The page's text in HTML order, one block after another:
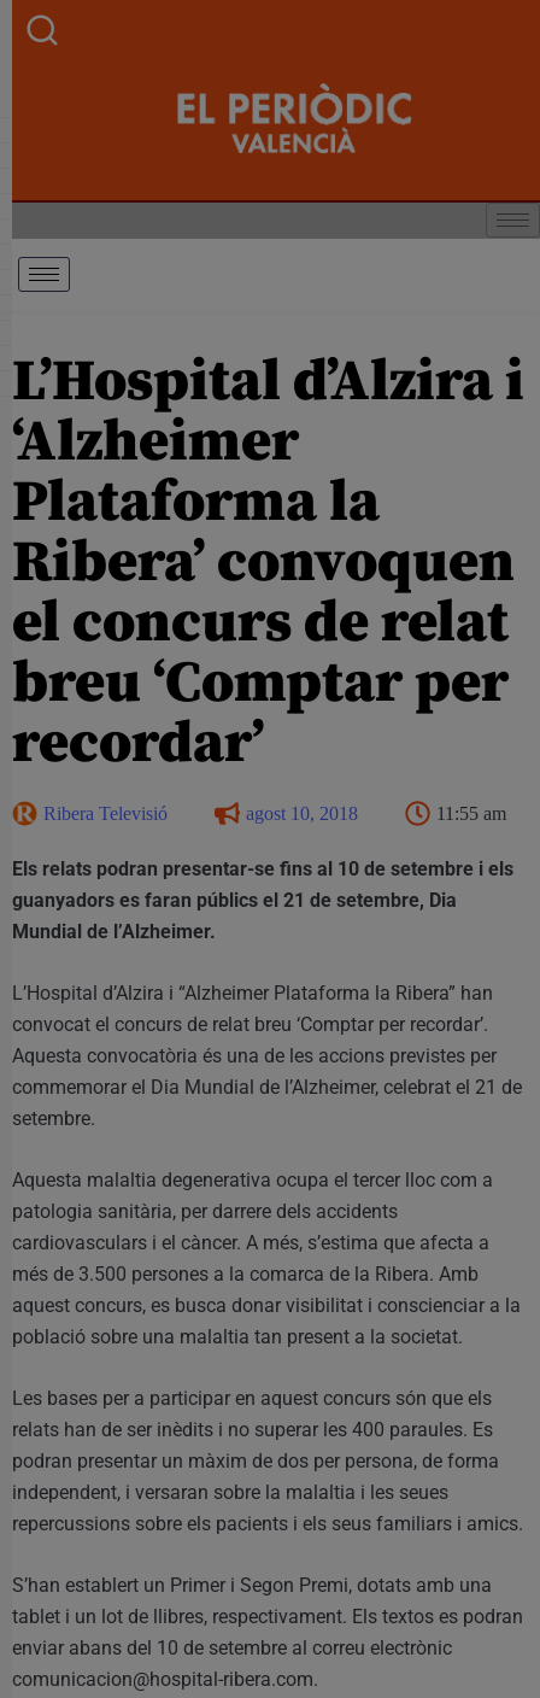
L’Hospital d’Alzira i
‘Alzheimer
Plataforma la
Ribera’ convoquen
el concurs de relat
breu ‘Comptar per
recordar’
Ribera Televisió agost 10, 2018 11:55 am
Els relats podran presentar-se fins al 10 de setembre i els
guanyadors es faran públics el 21 de setembre, Dia
Mundial de l’Alzheimer.
L’Hospital d’Alzira i “Alzheimer Plataforma la Ribera” han
convocat el concurs de relat breu ‘Comptar per recordar’.
Aquesta convocatòria és una de les accions previstes per
commemorar el Dia Mundial de l’Alzheimer, celebrat el 21 de
setembre.
Aquesta malaltia degenerativa ocupa el tercer lloc com a
patologia sanitària, per darrere dels accidents
cardiovasculars i el càncer. A més, s’estima que afecta a
més de 3.500 persones a la comarca de la Ribera. Amb
aquest concurs, es busca donar visibilitat i conscienciar a la
població sobre una malaltia tan present a la societat.
Les bases per a participar en aquest concurs són que els
relats han de ser inèdits i no superar les 400 paraules. Es
podran presentar un màxim de dos per persona, de forma
independent, i versaran sobre la malaltia i les seues
repercussions sobre els pacients i els seus familiars i amics.
S’han establert un Primer i Segon Premi, dotats amb una
tablet i un lot de llibres, respectivament. Els textos es podran
enviar abans del 10 de setembre al correu electrònic
comunicacion@hospital-ribera.com.